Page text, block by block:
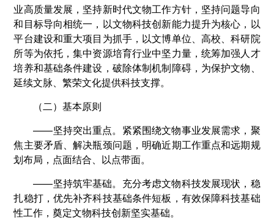
业高质量发展，坚持新时代文物工作方针，坚持问题导向
和目标导向相统一，以文物科技创新能力提升为核心，以
平台建设和重大项目为抓手，以文博单位、高校、科研院
所等为依托，集中资源培育行业中坚力量，统筹加强人才
培养和基础条件建设，破除体制机制障碍，为保护文物、
延续文脉、繁荣文化提供科技支撑。
（二）基本原则
——坚持突出重点。紧紧围绕文物事业发展需求，聚
焦主要矛盾、解决瓶颈问题，明确近期工作重点和远期规
划布局，点面结合、以点带面。
——坚持筑牢基础。充分考虑文物科技发展现状，稳
扎稳打，优先补齐科技基础条件短板，有效保障科技基础
性工作，奠定文物科技创新坚实基础。